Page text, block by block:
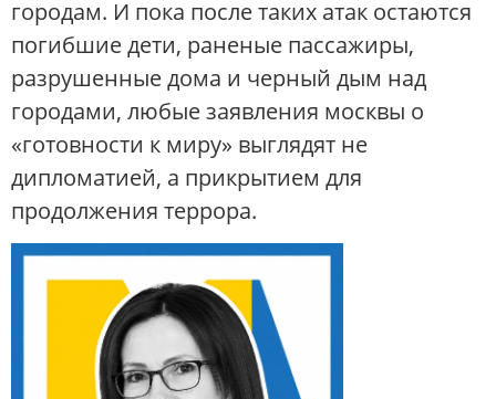
городам. И пока после таких атак остаются
погибшие дети, раненые пассажиры,
разрушенные дома и черный дым над
городами, любые заявления москвы о
«готовности к миру» выглядят не
дипломатией, а прикрытием для
продолжения террора.